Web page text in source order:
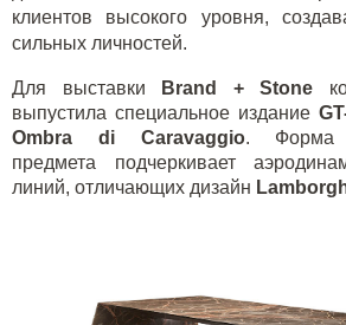
клиентов высокого уровня,
сильных личностей.
Для выставки Brand + Stone
выпустила специальное издание
Ombra di Caravaggio. Форма
предмета подчеркивает
линий, отличающих дизайн